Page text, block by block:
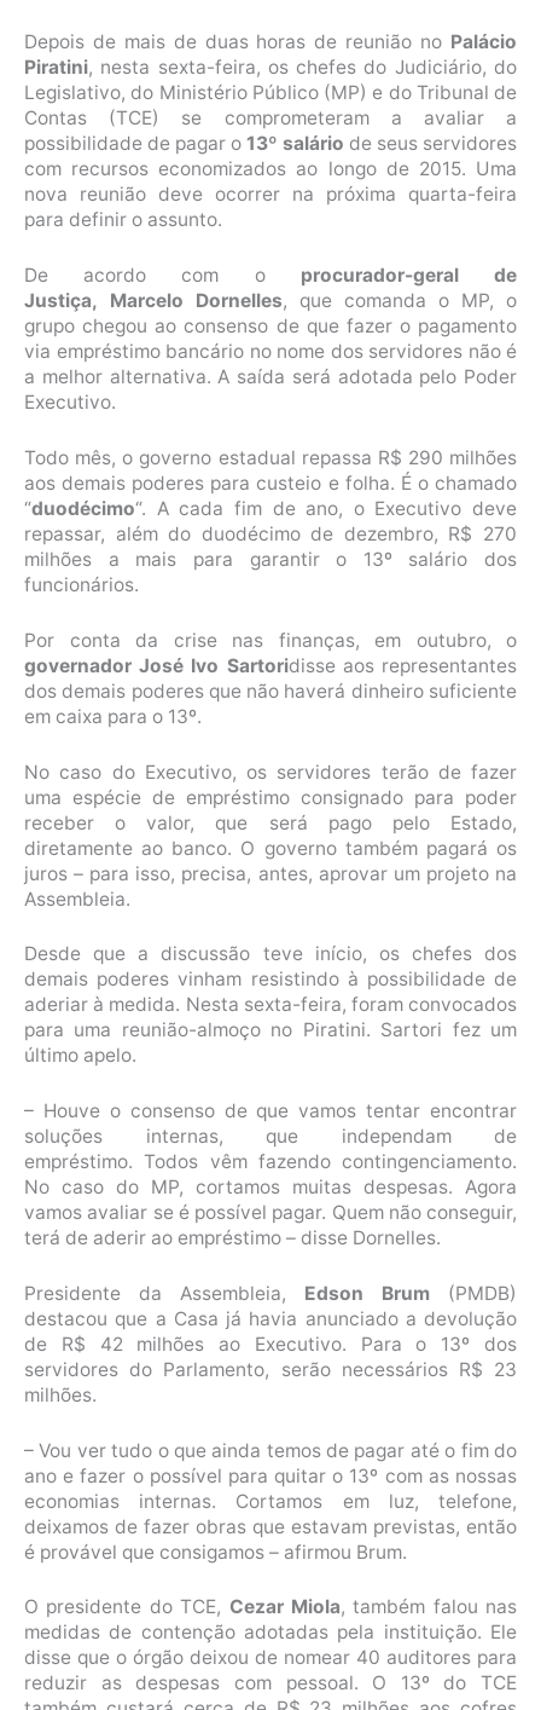
Depois de mais de duas horas de reunião no Palácio
Piratini, nesta sexta-feira, os chefes do Judiciário, do
Legislativo, do Ministério Público (MP) e do Tribunal de
Contas (TCE) se comprometeram a avaliar a
possibilidade de pagar o 13º salário de seus servidores
com recursos economizados ao longo de 2015. Uma
nova reunião deve ocorrer na próxima quarta-feira
para definir o assunto.
De acordo com o procurador-geral de
Justiça, Marcelo Dornelles, que comanda o MP, o
grupo chegou ao consenso de que fazer o pagamento
via empréstimo bancário no nome dos servidores não é
a melhor alternativa. A saída será adotada pelo Poder
Executivo.
Todo mês, o governo estadual repassa R$ 290 milhões
aos demais poderes para custeio e folha. É o chamado
“duodécimo“. A cada fim de ano, o Executivo deve
repassar, além do duodécimo de dezembro, R$ 270
milhões a mais para garantir o 13º salário dos
funcionários.
Por conta da crise nas finanças, em outubro, o
governador José Ivo Sartoridisse aos representantes
dos demais poderes que não haverá dinheiro suficiente
em caixa para o 13º.
No caso do Executivo, os servidores terão de fazer
uma espécie de empréstimo consignado para poder
receber o valor, que será pago pelo Estado,
diretamente ao banco. O governo também pagará os
juros – para isso, precisa, antes, aprovar um projeto na
Assembleia.
Desde que a discussão teve início, os chefes dos
demais poderes vinham resistindo à possibilidade de
aderiar à medida. Nesta sexta-feira, foram convocados
para uma reunião-almoço no Piratini. Sartori fez um
último apelo.
– Houve o consenso de que vamos tentar encontrar
soluções internas, que independam de
empréstimo. Todos vêm fazendo contingenciamento.
No caso do MP, cortamos muitas despesas. Agora
vamos avaliar se é possível pagar. Quem não conseguir,
terá de aderir ao empréstimo – disse Dornelles.
Presidente da Assembleia, Edson Brum (PMDB)
destacou que a Casa já havia anunciado a devolução
de R$ 42 milhões ao Executivo. Para o 13º dos
servidores do Parlamento, serão necessários R$ 23
milhões.
– Vou ver tudo o que ainda temos de pagar até o fim do
ano e fazer o possível para quitar o 13º com as nossas
economias internas. Cortamos em luz, telefone,
deixamos de fazer obras que estavam previstas, então
é provável que consigamos – afirmou Brum.
O presidente do TCE, Cezar Miola, também falou nas
medidas de contenção adotadas pela instituição. Ele
disse que o órgão deixou de nomear 40 auditores para
reduzir as despesas com pessoal. O 13º do TCE